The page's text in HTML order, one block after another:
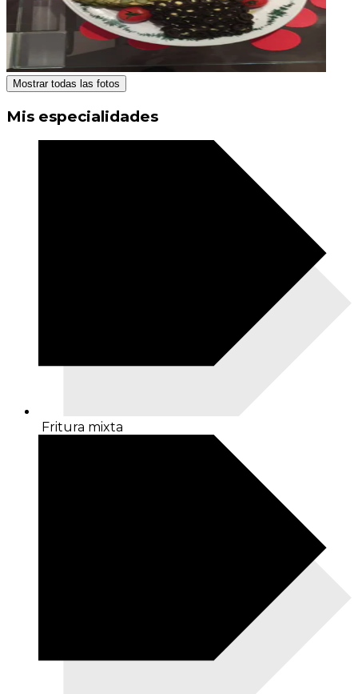
Mostrar todas las fotos
Mis especialidades
Fritura mixta